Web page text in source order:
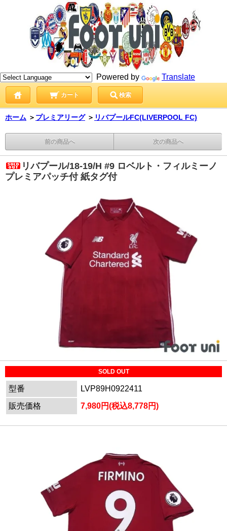
Powered by Translate
カート 検索
ホーム ＞ プレミアリーグ ＞ リバプールFC(LIVERPOOL FC)
前の商品へ 次の商品へ
リバプール/18-19/H #9 ロベルト・フィルミーノ
プレミアパッチ付 紙タグ付
SOLD OUT
型番
LVP89H0922411
販売価格
7,980円(税込8,778円)